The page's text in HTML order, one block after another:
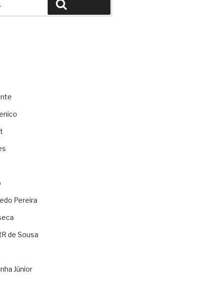
Pereira
de Sousa
Júnior